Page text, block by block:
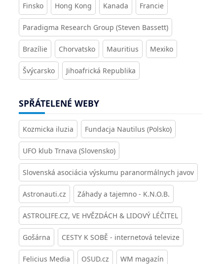
Finsko Hong Kong Kanada Francie
Paradigma Research Group (Steven Bassett)
Brazílie Chorvatsko Mauritius Mexiko
Švýcarsko Jihoafrická Republika
SPŘÁTELENÉ WEBY
Kozmicka iluzia Fundacja Nautilus (Polsko)
UFO klub Trnava (Slovensko)
Slovenská asociácia výskumu paranormálnych javov
Astronauti.cz Záhady a tajemno - K.N.O.B.
ASTROLIFE.CZ, VE HVĚZDÁCH & LIDOVÝ LÉČITEL
Gošárna CESTY K SOBĚ - internetová televize
Felicius Media OSUD.cz WM magazín